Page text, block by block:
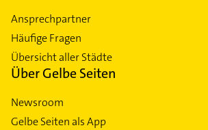
Ansprechpartner
Häufige Fragen
Übersicht aller Städte
Über Gelbe Seiten
Newsroom
Gelbe Seiten als App